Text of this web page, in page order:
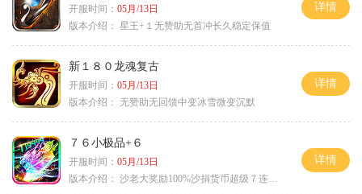
开服时间： 05月/13日
版本介绍： 星王+１无赞助无首冲长久稳定保值
详情
新１８０龙魂复古
开服时间： 05月/13日
版本介绍： 无赞助无回馈中变冰雪微变沉默
详情
７６小极品+６
开服时间： 05月/13日
版本介绍： 沙老大奖励100%沙捐货币超级７连鞭尸
详情